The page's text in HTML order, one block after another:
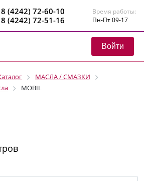
8 (4242) 72-60-10
8 (4242) 72-51-16
Время работы:
Пн-Пт 09-17
Войти
МАСЛА / СМАЗКИ
MOBIL